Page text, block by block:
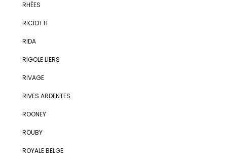
RHÉES
RICIOTTI
RIDA
RIGOLE LIERS
RIVAGE
RIVES ARDENTES
ROONEY
ROUBY
ROYALE BELGE